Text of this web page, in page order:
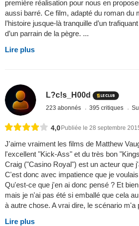
première réalisation pour nous en
aussi barré. Ce film, adapté du roman du
l’histoire jusque-là tranquille d’un
d’un parrain de la pègre. ...
Lire plus
L?c!s_H00d
223 abonnés 395 critiques
4,0Publiée le 28 septembre
J'aime vraiment les films de Matthew
l'excellent "Kick-Ass" et du très bon
Craig ("Casino Royal") est un acteur que
C'est donc avec impatience que je
Qu'est-ce que j'en ai donc pensé ? Et
mais je n'ai pas été si emballé que cela
à autre chose. A vrai dire, le scénario m'a
Lire plus